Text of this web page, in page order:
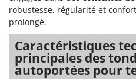
Socs pour tracteur
Souffleurs aspirateurs
Soufreuses -
Soufreuses -
K
KAAZ
Karcher
Kasco
Kemper
robustesse, régularité et
prolongé.
Caractéristiques
principales des
autoportées pour